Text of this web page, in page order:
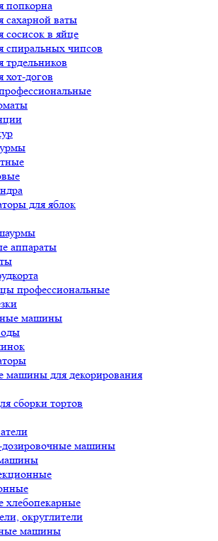
попкорна
сахарной ваты
сосисок в яйце
спиральных чипсов
трдельников
хот-догов
для яблок
аппараты
профессиональные
машины
машины для декорирования
сборки тортов
дозировочные машины
хлебопекарные
округлители
машины